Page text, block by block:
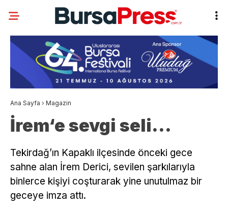
Ana Sayfa › Magazin
İrem‘e sevgi seli…
Tekirdağ’ın Kapaklı ilçesinde önceki gece
sahne alan İrem Derici, sevilen şarkılarıyla
binlerce kişiyi coşturarak yine unutulmaz bir
geceye imza attı.